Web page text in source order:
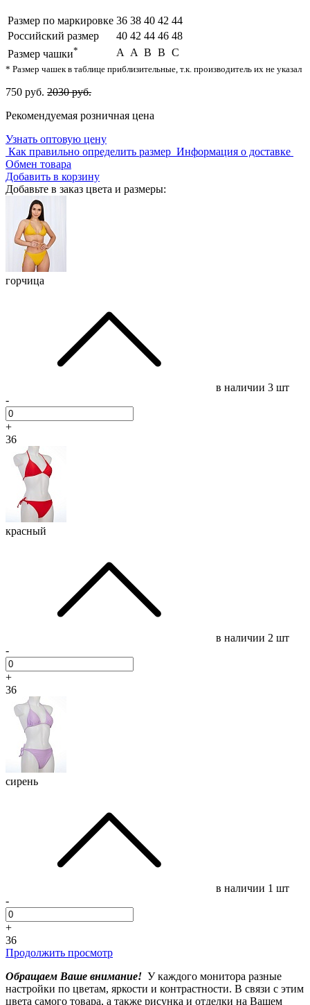
Размер по маркировке 36 38 40 42 44
Российский размер
40 42 44 46 48
Размер чашки* A A B B C
* Размер чашек в таблице приблизительные, т.к. производитель их не указал
750 руб. 2030 руб.
Рекомендуемая розничная цена
Узнать оптовую цену
Как правильно определить размер Информация о доставке
Обмен товара
Добавить в корзину
Добавьте в заказ цвета и размеры:
горчица
в наличии 3 шт
-
+
36
красный
в наличии 2 шт
-
+
36
сирень
в наличии 1 шт
-
+
36
Продолжить просмотр
Обращаем Ваше внимание! У каждого монитора разные
настройки по цветам, яркости и контрастности. В связи с этим
цвета самого товара, а также рисунка и отделки на Вашем